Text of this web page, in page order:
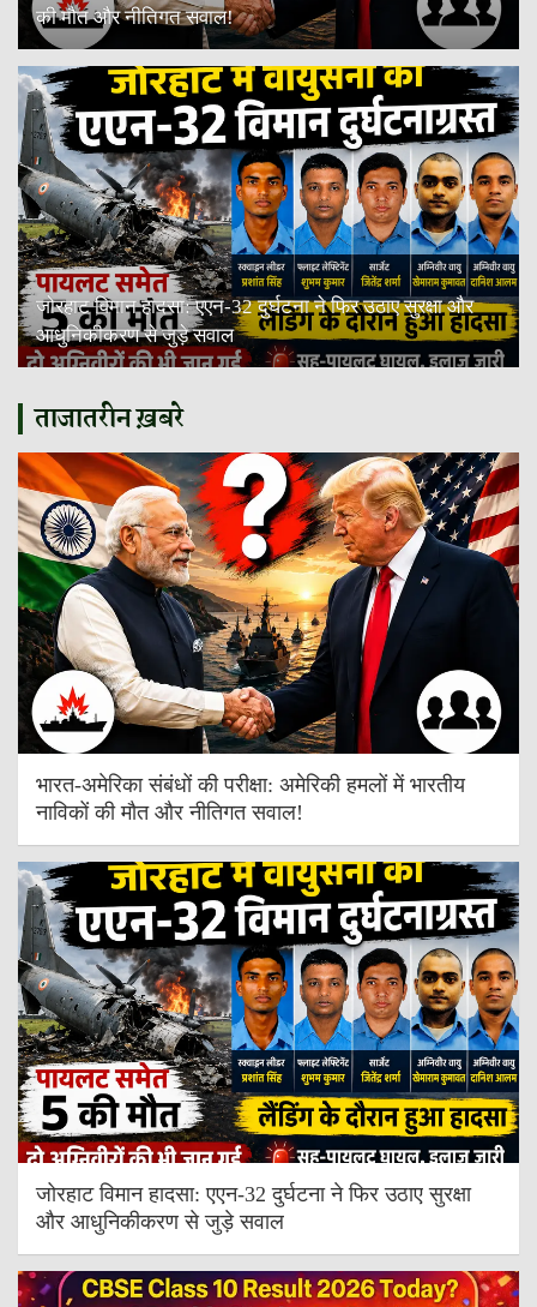
की मौत और नीतिगत सवाल!
जोरहाट विमान हादसा: एएन-32 दुर्घटना ने फिर उठाए सुरक्षा और
आधुनिकीकरण से जुड़े सवाल
ताजातरीन ख़बरे
भारत-अमेरिका संबंधों की परीक्षा: अमेरिकी हमलों में भारतीय
नाविकों की मौत और नीतिगत सवाल!
जोरहाट विमान हादसा: एएन-32 दुर्घटना ने फिर उठाए सुरक्षा
और आधुनिकीकरण से जुड़े सवाल